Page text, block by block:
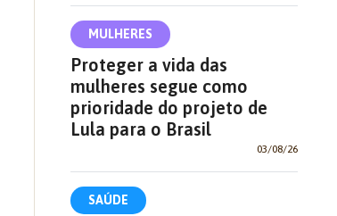
MULHERES
Proteger a vida das
mulheres segue como
prioridade do projeto de
Lula para o Brasil
03/08/26
SAÚDE